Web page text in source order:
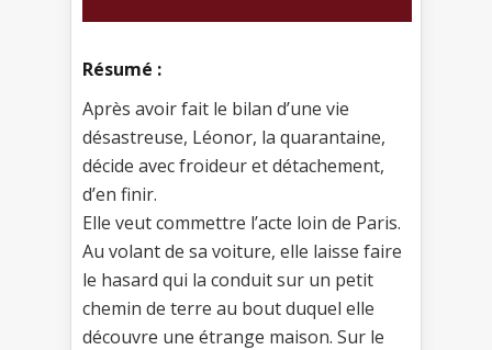
Résumé :
Après avoir fait le bilan d’une vie
désastreuse, Léonor, la quarantaine,
décide avec froideur et détachement,
d’en finir.
Elle veut commettre l’acte loin de Paris.
Au volant de sa voiture, elle laisse faire
le hasard qui la conduit sur un petit
chemin de terre au bout duquel elle
découvre une étrange maison. Sur le